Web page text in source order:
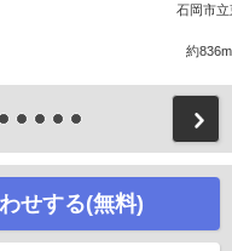
石岡市
約
せする(無料)